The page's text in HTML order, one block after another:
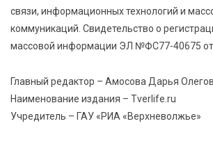
7 Авг 2026 15:10 261
появится новая беговая трасса для
профессиональных спортсменов
связи, информационных технологий и
коммуникаций. Свидетельство о
массовой информации ЭЛ №ФС77-40675 от
Главный редактор – Амосова Дарья
Наименование издания – Tverlife.ru
Учредитель – ГАУ «РИА «Верхневолжье»